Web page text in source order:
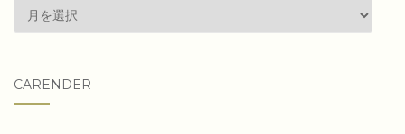
past
articles
CARENDER